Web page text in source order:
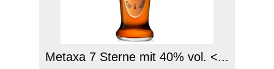
Metaxa 7 Sterne mit 40% vol. <...